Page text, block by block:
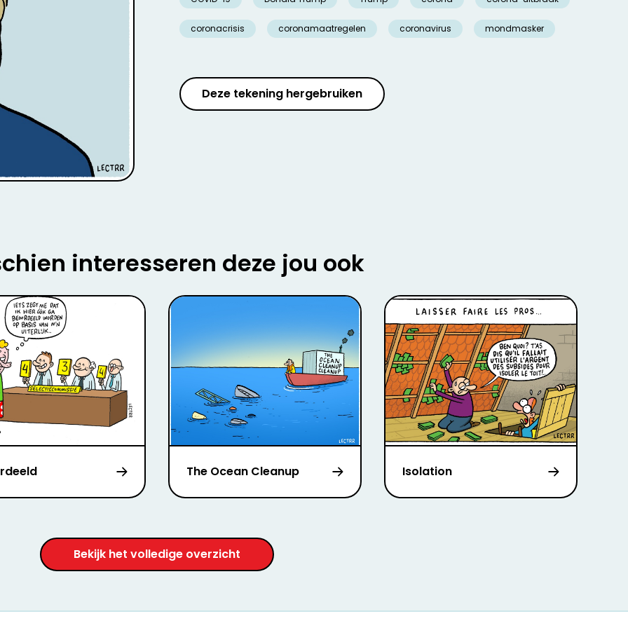
coronacrisis coronamaatregelen coronavirus mondmasker
Deze tekening hergebruiken
interesseren deze jou ook
The Ocean Cleanup Isolation
Bekijk het volledige overzicht